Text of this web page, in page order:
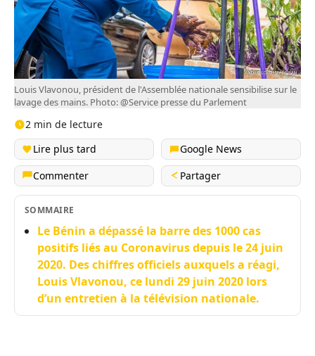
Louis Vlavonou, président de l'Assemblée nationale sensibilise sur le
lavage des mains. Photo: @Service presse du Parlement
2 min de lecture
Lire plus tard
Google News
Commenter
Partager
SOMMAIRE
Le Bénin a dépassé la barre des 1000 cas
positifs liés au Coronavirus depuis le 24 juin
2020. Des chiffres officiels auxquels a réagi,
Louis Vlavonou, ce lundi 29 juin 2020 lors
d’un entretien à la télévision nationale.